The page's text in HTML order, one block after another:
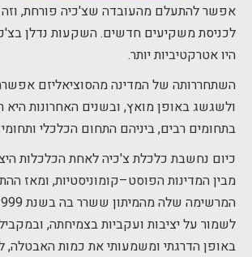
אפשר להתעלם מהעובדה שצ'כיה פורחת,
לכניסת משקיעים חדשים. השקעות נדלן
היו אטרקטיביות יותר.
השתחררותה של המדינה מהסוציאליזם
ולשגשג באופן מואץ, ובשנים האחרונות היא
בתחומים רבים, ביניהם התחום הכלכלי
כיום נחשבת כלכלת צ'כיה לאחת הכלכלות
מבין המדינות הפוסט–קומוניסטיות, ומאז
לשמור על יציבות ועקביות בצמיחתה,
באופן הדרגתי ומשמעותי את כמות האבטלה,